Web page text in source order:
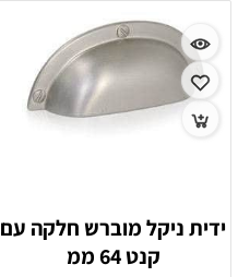
ידית ניקל מוברש חלקה עם
קנט 64 ממ